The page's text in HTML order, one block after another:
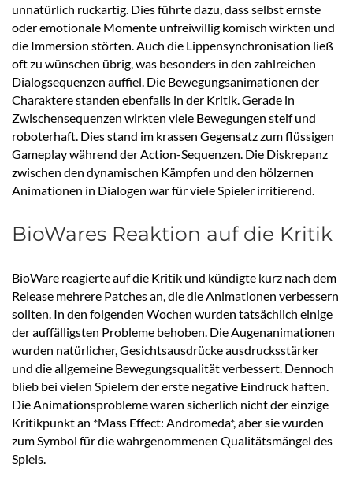
unnatürlich ruckartig. Dies führte dazu, dass selbst ernste
oder emotionale Momente unfreiwillig komisch wirkten und
die Immersion störten. Auch die Lippensynchronisation ließ
oft zu wünschen übrig, was besonders in den zahlreichen
Dialogsequenzen auffiel. Die Bewegungsanimationen der
Charaktere standen ebenfalls in der Kritik. Gerade in
Zwischensequenzen wirkten viele Bewegungen steif und
roboterhaft. Dies stand im krassen Gegensatz zum flüssigen
Gameplay während der Action-Sequenzen. Die Diskrepanz
zwischen den dynamischen Kämpfen und den hölzernen
Animationen in Dialogen war für viele Spieler irritierend.
BioWares Reaktion auf die Kritik
BioWare reagierte auf die Kritik und kündigte kurz nach dem
Release mehrere Patches an, die die Animationen verbessern
sollten. In den folgenden Wochen wurden tatsächlich einige
der auffälligsten Probleme behoben. Die Augenanimationen
wurden natürlicher, Gesichtsausdrücke ausdrucksstärker
und die allgemeine Bewegungsqualität verbessert. Dennoch
blieb bei vielen Spielern der erste negative Eindruck haften.
Die Animationsprobleme waren sicherlich nicht der einzige
Kritikpunkt an *Mass Effect: Andromeda*, aber sie wurden
zum Symbol für die wahrgenommenen Qualitätsmängel des
Spiels.